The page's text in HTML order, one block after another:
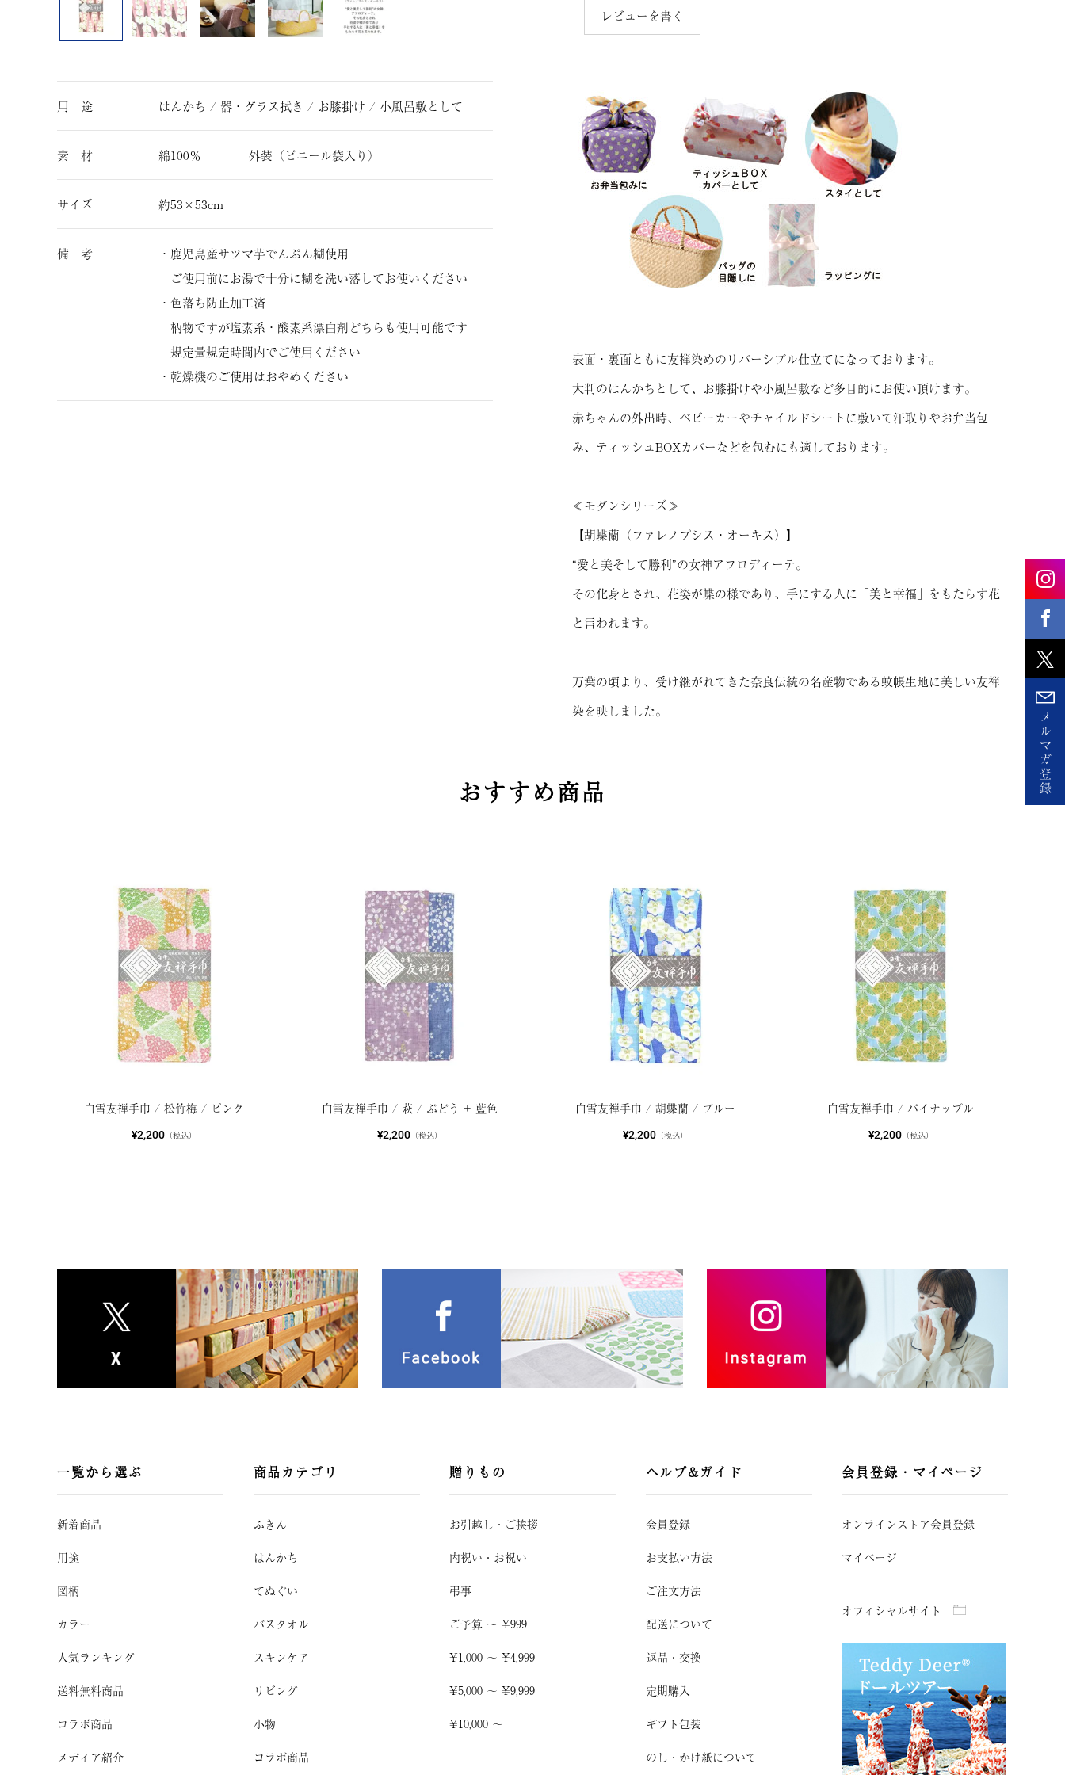
メ
ル
マ
ガ
登
録
用 途 はんかち / 器・グラス拭き / お膝掛け / 小風呂敷として
素 材 綿100％ 外装（ビニール袋入り）
サイズ 約53×53cm
備 考
・鹿児島産サツマ芋でんぷん糊使用
ご使用前にお湯で十分に糊を洗い落してお使いください
・色落ち防止加工済
柄物ですが塩素系・酸素系漂白剤どちらも使用可能です
規定量規定時間内でご使用ください
・乾燥機のご使用はおやめください
レビューを書く
表面・裏面ともに友禅染めのリバーシブル仕立てになっております。
大判のはんかちとして、お膝掛けや小風呂敷など多目的にお使い頂けます。
赤ちゃんの外出時、ベビーカーやチャイルドシートに敷いて汗取りやお弁当包
み、ティッシュBOXカバーなどを包むにも適しております。
≪モダンシリーズ≫
【胡蝶蘭（ファレノプシス・オーキス）】
“愛と美そして勝利”の女神アフロディーテ。
その化身とされ、花姿が蝶の様であり、手にする人に「美と幸福」をもたらす花
と言われます。
万葉の頃より、受け継がれてきた奈良伝統の名産物である蚊帳生地に美しい友禅
染を映しました。
おすすめ商品
白雪友禅手巾 / 松竹梅 / ピンク
¥2,200 （税込）
白雪友禅手巾 / 萩 / ぶどう + 藍色
¥2,200（税込）
白雪友禅手巾 / 胡蝶蘭 / ブルー
¥2,200（税込）
白雪友禅手巾 / パイナップル
¥2,200（税込）
一覧から選ぶ
新着商品
用途
図柄
カラー
人気ランキング
送料無料商品
コラボ商品
メディア紹介
商品カテゴリ
ふきん
はんかち
てぬぐい
バスタオル
スキンケア
リビング
小物
コラボ商品
贈りもの
お引越し ・ ご挨拶
内祝い・お祝い
弔事
ご予算 〜 ¥999
¥1,000 〜 ¥4,999
¥5,000 〜 ¥9,999
¥10,000 〜
ヘルプ&ガイド
会員登録
お支払い方法
ご注文方法
配送について
返品・交換
定期購入
ギフト包装
のし・かけ紙について
会員登録・マイページ
オンラインストア会員登録
マイページ
オフィシャルサイト